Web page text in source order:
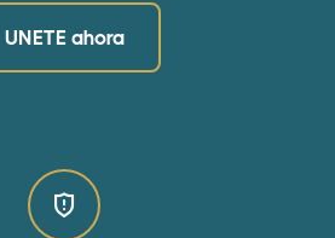
UNETE ahora